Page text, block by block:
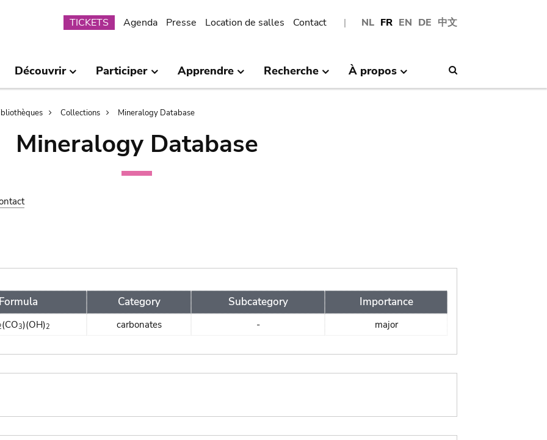
NL FR EN DE 中文
Submenu
TICKETS Agenda Presse Location de salles Contact
Découvrir Participer Apprendre Recherche À propos
Collections Mineralogy Database
Mineralogy Database
Category Subcategory Importance
(CO3)(OH)2 carbonates - major